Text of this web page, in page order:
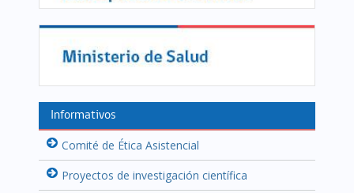
Informativos
Comité de Ética Asistencial
Proyectos de investigación científica